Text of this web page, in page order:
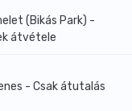
(Bikás Park) -
átvétele
- Csak átutalás